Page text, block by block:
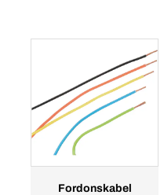
Fordonskabel